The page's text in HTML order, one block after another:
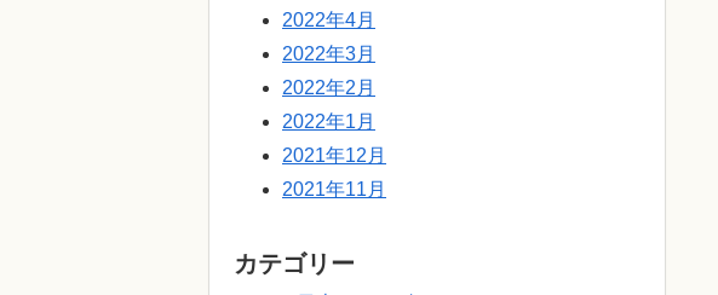
2022年4月
2022年3月
2022年2月
2022年1月
2021年12月
2021年11月
カテゴリー